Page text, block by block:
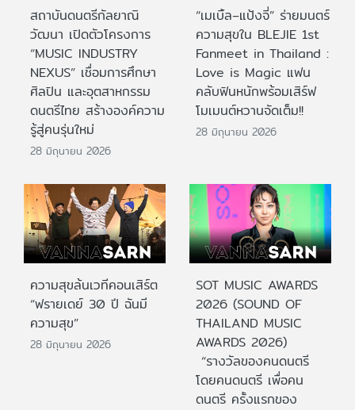
สถาบันดนตรีกัลยาณิ
วัฒนา เปิดตัวโครงการ
“MUSIC INDUSTRY
NEXUS” เชื่อมการศึกษา
ศิลปิน และอุตสาหกรรม
ดนตรีไทย สร้างองค์ความ
รู้สู่คนรุ่นใหม่
28 มิถุนายน 2026
“เมเบิ้ล–แป้งจี่” ร่ายมนตร์
ความสุขใน BLEJIE 1st
Fanmeet in Thailand :
Love is Magic แฟน
คลับฟินหนักพร้อมเสิร์ฟ
โมเมนต์หวานจัดเต็ม!!
28 มิถุนายน 2026
ความสุขล้นเวทีคอนเสิร์ต
“ฟรายเดย์ 30 ปี ฉันมี
ความสุข”
28 มิถุนายน 2026
SOT MUSIC AWARDS
2026 (SOUND OF
THAILAND MUSIC
AWARDS 2026)
“รางวัลของคนดนตรี
โดยคนดนตรี เพื่อคน
ดนตรี ครั้งแรกของ